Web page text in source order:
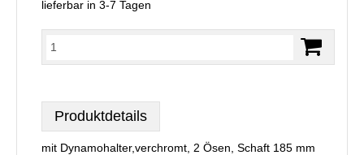
lieferbar in 3-7 Tagen
Produktdetails
mit Dynamohalter,verchromt, 2 Ösen, Schaft 185 mm